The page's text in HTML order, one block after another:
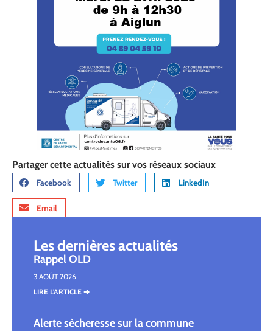
Partager cette actualités sur vos réseaux sociaux
Facebook Twitter LinkedIn
Email
Les dernières actualités
Rappel OLD
3 AOÛT 2026
LIRE L'ARTICLE ➔
Alerte sècheresse sur la commune